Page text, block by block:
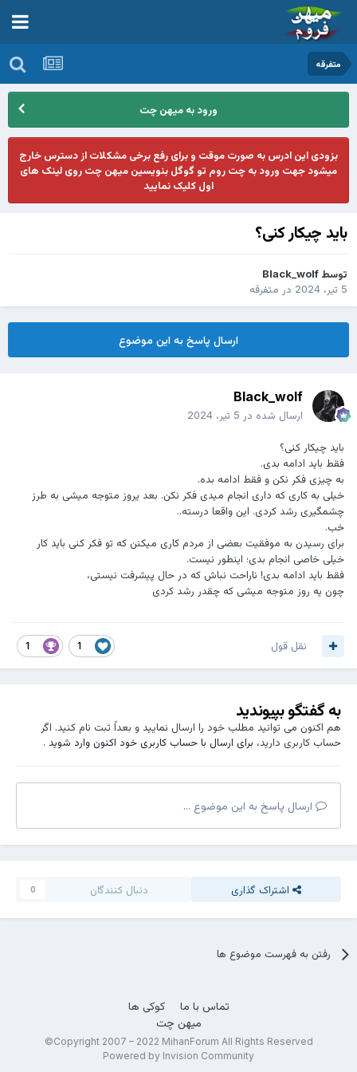
متفرقه
ورود به میهن چت
بزودی این ادرس به صورت موقت و برای رفع برخی مشکلات از دسترس خارج
میشود جهت ورود به چت روم تو گوگل بنویسین میهن چت روی لینک های
اول کلیک نمایید
باید چیکار کنی؟
توسط Black_wolf
5 تیر، 2024
در متفرقه
ارسال پاسخ به این موضوع
Black_wolf
ارسال شده در 5 تیر، 2024
باید چیکار کنی؟
فقط باید ادامه بدی.
به چیزی فکر نکن و فقط ادامه بده.
خیلی به کاری که داری انجام میدی فکر نکن. بعد یروز متوجه میشی به طرز
چشمگیری رشد کردی. این واقعا درسته..
خب.
برای رسیدن به موفقیت بعضی از مردم کاری میکنن که تو فکر کنی باید کار
خیلی خاصی انجام بدی؛ اینطور نیست.
فقط باید ادامه بدی! ناراحت نباش که در حال پیشرفت نیستی،
چون یه روز متوجه میشی که چقدر رشد کردی
نقل قول
به گفتگو بپیوندید
هم اکنون می توانید مطلب خود را ارسال نمایید و بعداً ثبت نام کنید. اگر
حساب کاربری دارید، برای ارسال با حساب کاربری خود اکنون وارد شوید.
ارسال پاسخ به این موضوع ...
اشتراک گذاری دنبال کنندگان 0
رفتن به فهرست موضوع ها
تماس با ما
کوکی ها
میهن چت
Copyright 2007 – 2022 MihanForum All Rights Reserved©
Powered by Invision Community